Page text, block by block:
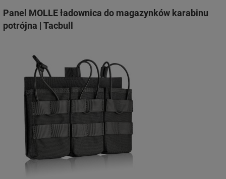
Panel MOLLE ładownica do magazynków karabinu
potrójna | Tacbull